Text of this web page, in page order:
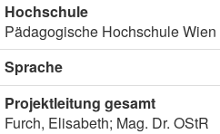
Hochschule
Pädagogische Hochschule Wien
Sprache
Projektleitung gesamt
Furch, Elisabeth; Mag. Dr. OStR